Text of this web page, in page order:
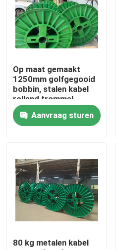
Video's
Fabriekstocht
Kwaliteitscontrole
Vraag een offerte
Cable Extruder Machine
Draadtrekkers
Op maat gemaakt
1250mm golfgegooid
bobbin, stalen kabel
rollend trommel
Aanvraag sturen
80 kg metalen kabel